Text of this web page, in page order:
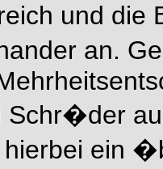
und die
an.
Schr�der
ein